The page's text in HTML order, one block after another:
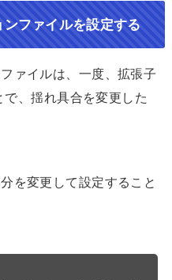
ンファイルを設定する
ァイルは、一度、拡張子
、揺れ具合を変更した
を変更して設定すること